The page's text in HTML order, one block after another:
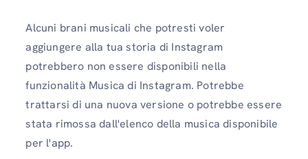
Alcuni brani musicali che potresti voler
aggiungere alla tua storia di Instagram
potrebbero non essere disponibili nella
funzionalità Musica di Instagram. Potrebbe
trattarsi di una nuova versione o potrebbe essere
stata rimossa dall'elenco della musica disponibile
per l'app.